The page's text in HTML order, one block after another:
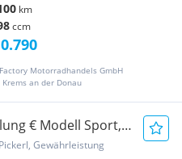
km
ccm
Motorradhandels GmbH
Krems an der Donau
€ Modell Sport,
Gewährleistung